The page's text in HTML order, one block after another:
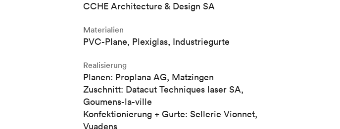
CCHE Architecture & Design SA
Materialien
PVC-Plane, Plexiglas, Industriegurte
Realisierung
Planen: Proplana AG, Matzingen
Zuschnitt: Datacut Techniques laser SA,
Goumens-la-ville
Konfektionierung + Gurte: Sellerie Vionnet,
Vuadens